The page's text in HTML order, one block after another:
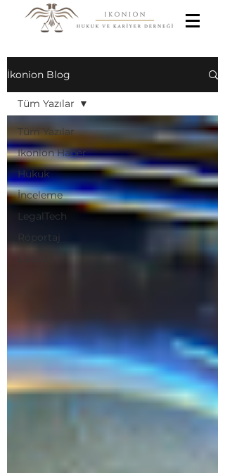
İkonion Blog
Tüm Yazılar
İkonion Haber
Hukuk
İnceleme
LegalTech
Röportaj
Tüm Yazılar